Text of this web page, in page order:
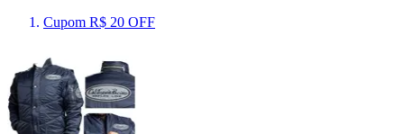
Cupom R$ 20 OFF